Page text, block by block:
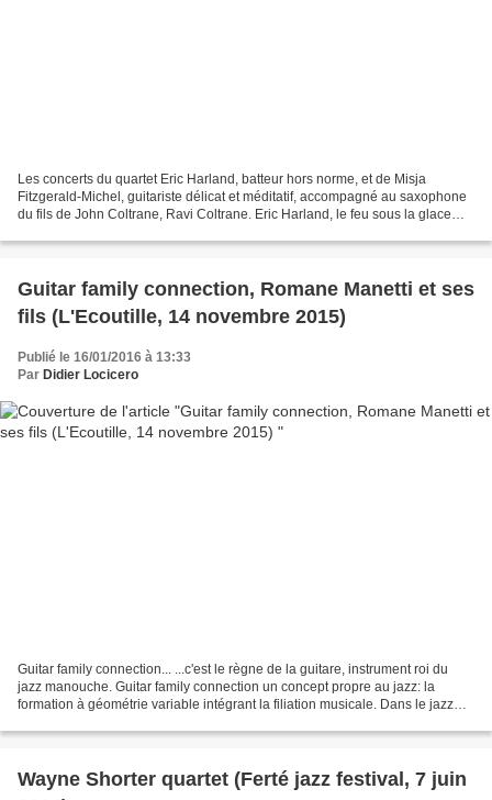
Les concerts du quartet Eric Harland, batteur hors norme, et de Misja
Fitzgerald-Michel, guitariste délicat et méditatif, accompagné au saxophone
du fils de John Coltrane, Ravi Coltrane. Eric Harland, le feu sous la glace
Guitar family connection, Romane Manetti et ses
fils (L'Ecoutille, 14 novembre 2015)
Publié le 16/01/2016 à 13:33
Par Didier Locicero
Guitar family connection... ...c'est le règne de la guitare, instrument roi du
jazz manouche. Guitar family connection un concept propre au jazz: la
formation à géométrie variable intégrant la filiation musicale. Dans le jazz
Wayne Shorter quartet (Ferté jazz festival, 7 juin